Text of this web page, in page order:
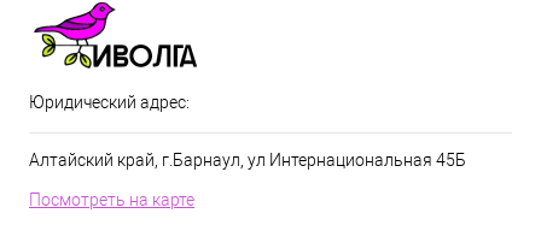
Юридический адрес:
Алтайский край, г.Барнаул, ул Интернациональная 45Б
Посмотреть на карте